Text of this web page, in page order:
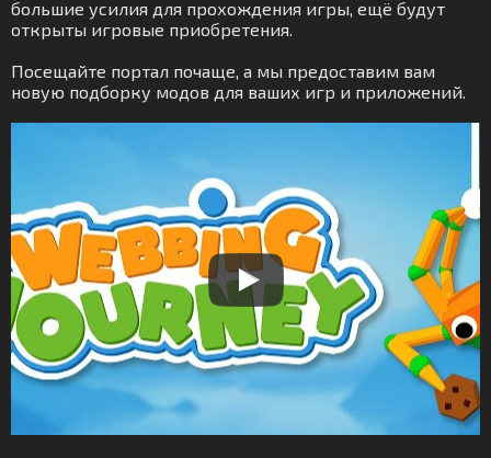
большие усилия для прохождения игры, ещё будут
открыты игровые приобретения.
Посещайте портал почаще, а мы предоставим вам
новую подборку модов для ваших игр и приложений.